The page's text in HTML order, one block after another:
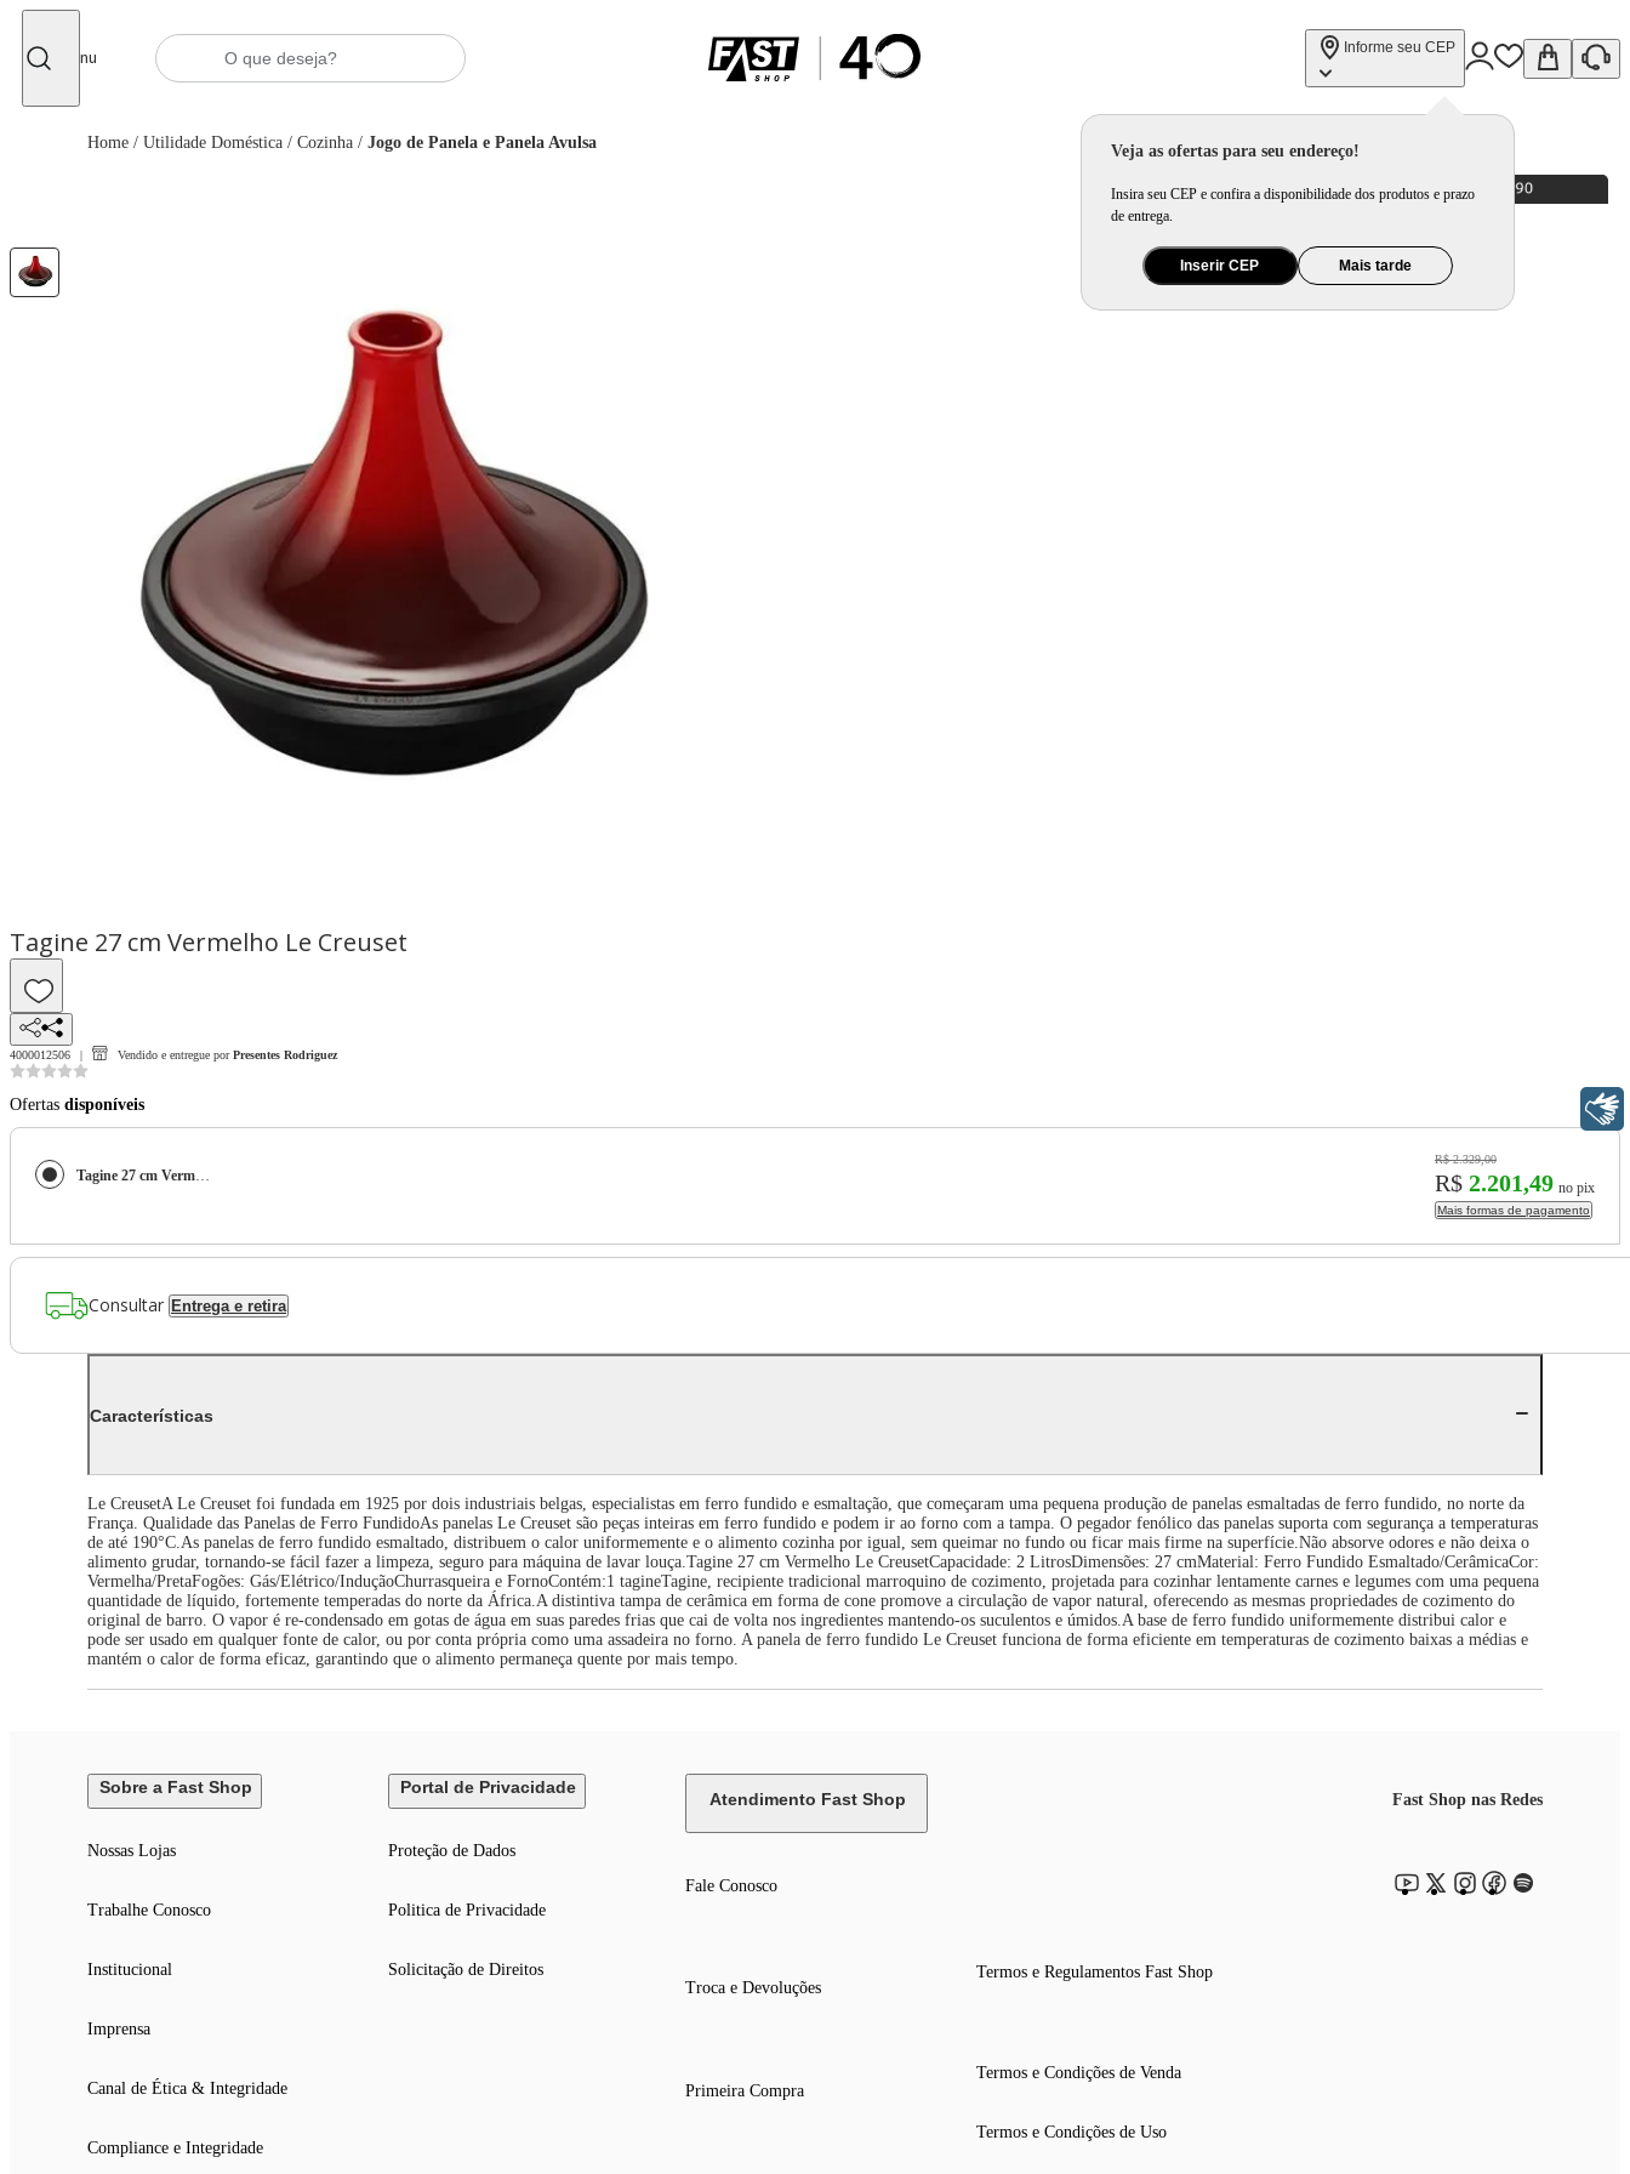
Menu
Informe seu CEP
Veja as ofertas para seu endereço!
Insira seu CEP e confira a disponibilidade dos produtos e prazo
de entrega.
Inserir CEP Mais tarde
Home / Utilidade Doméstica / Cozinha / Jogo de Panela e Panela Avulsa
Tagine 27 cm Vermelho Le Creuset
4000012506 Vendido e entregue por Presentes Rodriguez
Ofertas disponíveis
Tagine 27 cm Vermelho Le Creuset
R$ 2.329,00
R$ 2.201,49 no pix
Mais formas de pagamento
Consultar Entrega e retira
Características
Le CreusetA Le Creuset foi fundada em 1925 por dois industriais belgas, especialistas em ferro fundido e esmaltação, que começaram uma pequena produção de panelas esmaltadas de ferro fundido, no norte da
França. Qualidade das Panelas de Ferro FundidoAs panelas Le Creuset são peças inteiras em ferro fundido e podem ir ao forno com a tampa. O pegador fenólico das panelas suporta com segurança a temperaturas
de até 190°C.As panelas de ferro fundido esmaltado, distribuem o calor uniformemente e o alimento cozinha por igual, sem queimar no fundo ou ficar mais firme na superfície.Não absorve odores e não deixa o
alimento grudar, tornando-se fácil fazer a limpeza, seguro para máquina de lavar louça.Tagine 27 cm Vermelho Le CreusetCapacidade: 2 LitrosDimensões: 27 cmMaterial: Ferro Fundido Esmaltado/CerâmicaCor:
Vermelha/PretaFogões: Gás/Elétrico/InduçãoChurrasqueira e FornoContém:1 tagineTagine, recipiente tradicional marroquino de cozimento, projetada para cozinhar lentamente carnes e legumes com uma pequena
quantidade de líquido, fortemente temperadas do norte da África.A distintiva tampa de cerâmica em forma de cone promove a circulação de vapor natural, oferecendo as mesmas propriedades de cozimento do
original de barro. O vapor é re-condensado em gotas de água em suas paredes frias que cai de volta nos ingredientes mantendo-os suculentos e úmidos.A base de ferro fundido uniformemente distribui calor e
pode ser usado em qualquer fonte de calor, ou por conta própria como uma assadeira no forno. A panela de ferro fundido Le Creuset funciona de forma eficiente em temperaturas de cozimento baixas a médias e
mantém o calor de forma eficaz, garantindo que o alimento permaneça quente por mais tempo.
Sobre a Fast Shop
Nossas Lojas
Trabalhe Conosco
Institucional
Imprensa
Canal de Ética & Integridade
Compliance e Integridade
Portal de Privacidade
Proteção de Dados
Politica de Privacidade
Solicitação de Direitos
Atendimento Fast Shop
Fale Conosco
Troca e Devoluções
Primeira Compra
Termos e Regulamentos Fast Shop
Termos e Condições de Venda
Termos e Condições de Uso
Fast Shop nas Redes